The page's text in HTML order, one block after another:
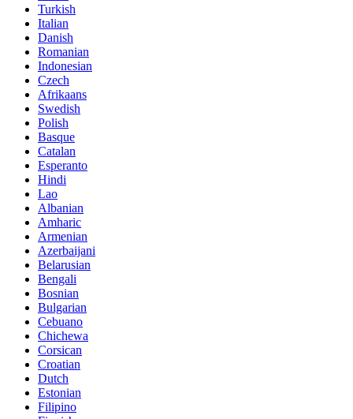
Turkish
Italian
Danish
Romanian
Indonesian
Czech
Afrikaans
Swedish
Polish
Basque
Catalan
Esperanto
Hindi
Lao
Albanian
Amharic
Armenian
Azerbaijani
Belarusian
Bengali
Bosnian
Bulgarian
Cebuano
Chichewa
Corsican
Croatian
Dutch
Estonian
Filipino